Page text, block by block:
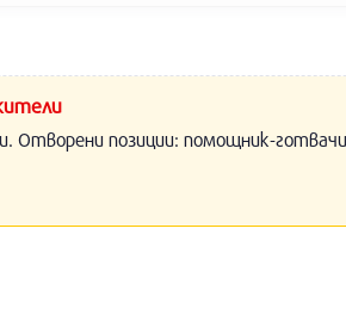
Отворени позиции: помощник-